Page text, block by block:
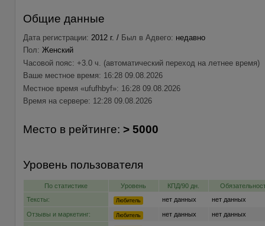
Общие данные
Дата регистрации: 2012 г. / Был в Адвего: недавно
Пол: Женский
Часовой пояс: +3.0 ч. (автоматический переход на летнее время)
Ваше местное время: 16:28 09.08.2026
Местное время «ufufhbyf»: 16:28 09.08.2026
Время на сервере: 12:28 09.08.2026
Место в рейтинге: > 5000
Уровень пользователя
По статистике Уровень КПД/90 дн.
Тексты:
Любитель нет данных нет данных
Отзывы и маркетинг: Любитель нет данных нет данных